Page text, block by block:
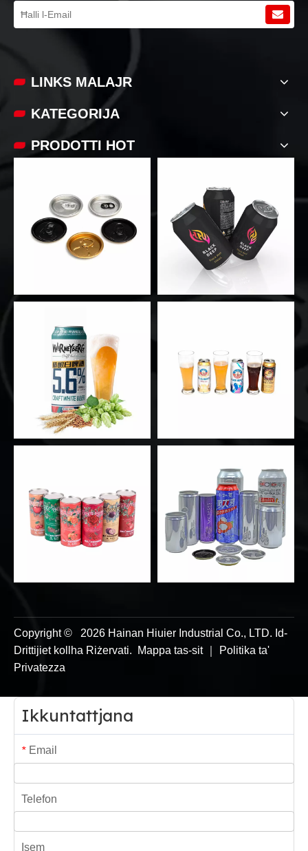
LINKS MALAJR​​​​​​
KATEGORIJA
PRODOTTI HOT
Copyright © 2026 Hainan Hiuier Industrial Co., LTD. Id-
Drittijiet kollha Riżervati.
Mappa tas-sit
Politika ta'
Privatezza
Ikkuntattjana
* Email
Telefon
Isem